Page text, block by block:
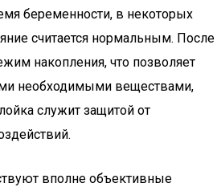
беременности, в некоторых
считается нормальным. После
накопления, что позволяет
необходимыми веществами,
служит защитой от
вполне объективные